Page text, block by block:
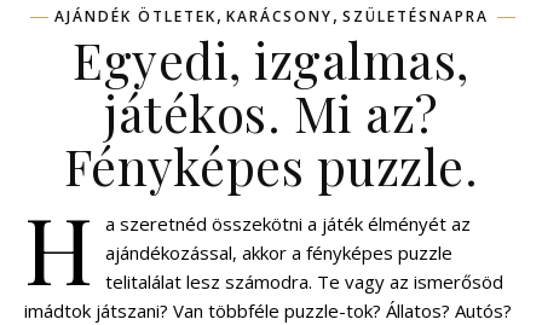
AJÁNDÉK ÖTLETEK, KARÁCSONY, SZÜLETÉSNAPRA
Egyedi, izgalmas,
játékos. Mi az?
Fényképes puzzle.
H
a szeretnéd összekötni a játék élményét az
ajándékozással, akkor a fényképes puzzle
telitalálat lesz számodra. Te vagy az ismerősöd
imádtok játszani? Van többféle puzzle-tok? Állatos? Autós?